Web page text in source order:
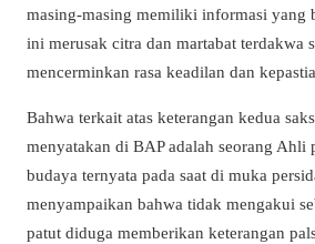
masing-masing memiliki informasi yang
ini merusak citra dan martabat terdakwa
mencerminkan rasa keadilan dan
Bahwa terkait atas keterangan kedua
menyatakan di BAP adalah seorang Ahli
budaya ternyata pada saat di muka
menyampaikan bahwa tidak mengakui
patut diduga memberikan keterangan